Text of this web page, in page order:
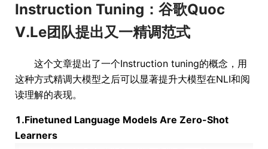
Instruction Tuning：谷歌Quoc
V.Le团队提出又一精调范式
这个文章提出了一个Instruction tuning的概念，用
这种方式精调大模型之后可以显著提升大模型在NLI和阅
读理解的表现。
1.Finetuned Language Models Are Zero-Shot
Learners